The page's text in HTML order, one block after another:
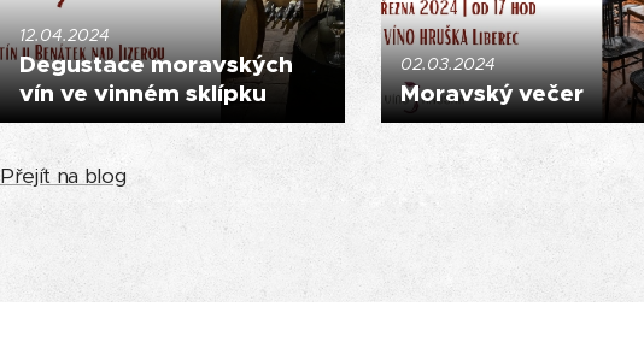
12.04.2024
Degustace moravských
vín ve vinném sklípku
02.03.2024
Moravský večer
Přejít na blog